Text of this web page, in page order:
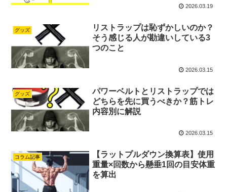
2026.03.19
グッズ
リストラップは恥ずかしいのか？
そう感じる人が勘違いしている3
つのこと
2026.03.15
グッズ
パワーベルトとリストラップでは
どちらを先に買うべきか？筋トレ
内容別に解説
2026.03.15
コラム記事
【ラットプルダウン換算表】使用
重量×回数から懸垂1回の目安体重
を算出